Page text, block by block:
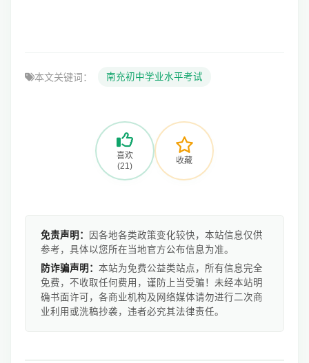
本文关键词： 南充初中学业水平考试
喜欢
(21)
收藏
免责声明：
因各地各类政策变化较快，本站信息仅供
参考，具体以您所在当地官方公布信息为准。
防诈骗声明： 本站为免费公益类站点，所有信息完全
免费，不收取任何费用，谨防上当受骗！未经本站明
确书面许可，各商业机构及网络媒体请勿进行二次商
业利用或洗稿抄袭，违者必究其法律责任。